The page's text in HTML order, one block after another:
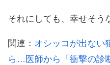
それにしても、幸せそう
関連： オシッコが出ない
ら…医師から「衝撃の診